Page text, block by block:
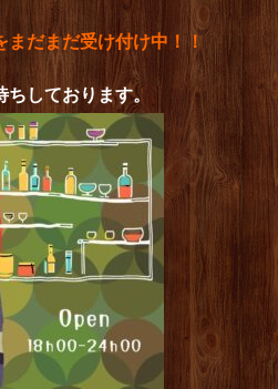
まだまだ受け付け中！！
しております。